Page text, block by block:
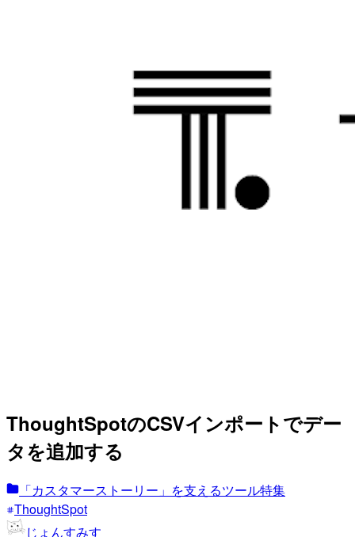
ThoughtSpotのCSVインポートでデー
タを追加する
「カスタマーストーリー」を支えるツール特集
ThoughtSpot
じょんすみす